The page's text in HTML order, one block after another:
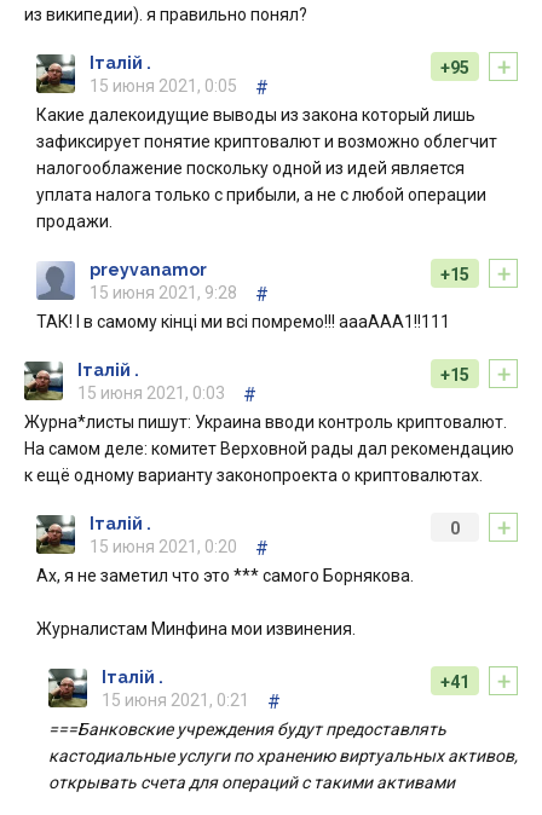
из википедии). я правильно понял?
+
+95
Італій .
15 июня 2021, 0:05
#
Какие далекоидущие выводы из закона который лишь
зафиксирует понятие криптовалют и возможно облегчит
налогооблажение поскольку одной из идей является
уплата налога только с прибыли, а не с любой операции
продажи.
+
+15
preyvanamor
15 июня 2021, 9:28
#
ТАК! І в самому кінці ми всі помремо!!! аааААА1!!111
+
+15
Італій .
15 июня 2021, 0:03
#
Журна*листы пишут: Украина вводи контроль криптовалют.
На самом деле: комитет Верховной рады дал рекомендацию
к ещё одному варианту законопроекта о криптовалютах.
+
0
Італій .
15 июня 2021, 0:20
#
Ах, я не заметил что это *** самого Борнякова.
Журналистам Минфина мои извинения.
+
+41
Італій .
15 июня 2021, 0:21
#
===Банковские учреждения будут предоставлять
кастодиальные услуги по хранению виртуальных активов,
открывать счета для операций с такими активами